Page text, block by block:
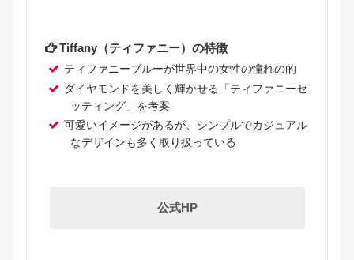
Tiffany（ティファニー）の特徴
ティファニーブルーが世界中の女性の憧れの的
ダイヤモンドを美しく輝かせる「ティファニーセ
ッティング」を考案
可愛いイメージがあるが、シンプルでカジュアル
なデザインも多く取り扱っている
公式HP